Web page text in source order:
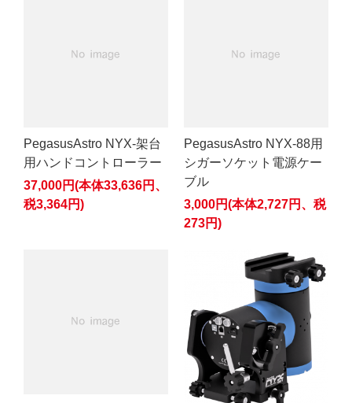
PegasusAstro NYX-架台
用ハンドコントローラー
37,000円(本体33,636円、
税3,364円)
PegasusAstro NYX-88用
シガーソケット電源ケー
ブル
3,000円(本体2,727円、税
273円)